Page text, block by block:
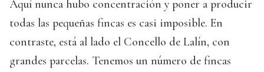
Aquí nunca hubo concentración y poner a producir
todas las pequeñas fincas es casi imposible. En
contraste, está al lado el Concello de Lalín, con
grandes parcelas. Tenemos un número de fincas